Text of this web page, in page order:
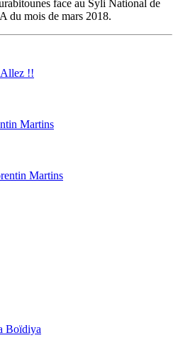
face au Syli National de
du mois de mars 2018.
!!
Martins
Martins
Boïdiya